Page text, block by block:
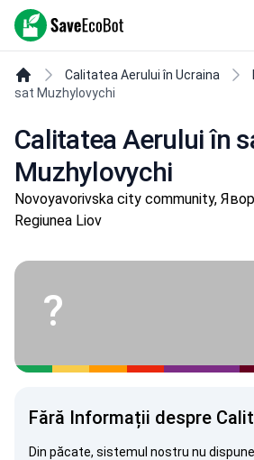
SaveEcoBot
Calitatea Aerului în Ucraina
sat Muzhylovychi
Calitatea Aerului în
Muzhylovychi
Novoyavorivska city community,
Regiunea Liov
?
Fără Informații despre
Din păcate, sistemul nostru nu